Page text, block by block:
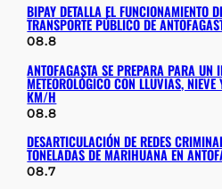
BIPAY DETALLA EL FUNCIONAMIENTO
TRANSPORTE PÚBLICO DE
08.8
ANTOFAGASTA SE PREPARA PARA UN
METEOROLÓGICO CON LLUVIAS,
KM/H
08.8
DESARTICULACIÓN DE REDES
TONELADAS DE MARIHUANA EN
08.7